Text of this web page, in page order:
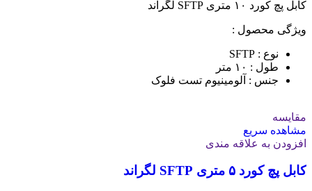
کابل پچ کورد ۱۰ متری SFTP لگراند
ویژگی محصول :
نوع : SFTP
طول : ۱۰ متر
جنس : آلومینیوم تست فلوک
مقایسه
مشاهده سریع
افزودن به علاقه مندی
کابل پچ کورد ۵ متری SFTP لگراند